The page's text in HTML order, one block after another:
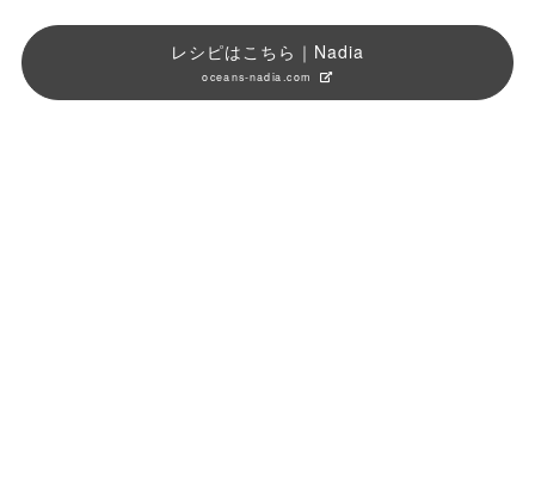
レシピはこちら｜Nadia
oceans-nadia.com